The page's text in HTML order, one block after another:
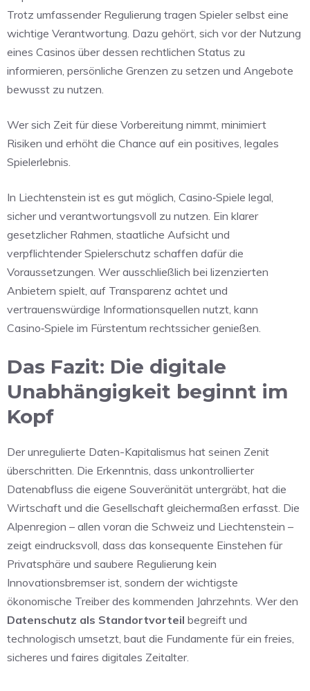
Trotz umfassender Regulierung tragen Spieler selbst eine
wichtige Verantwortung. Dazu gehört, sich vor der Nutzung
eines Casinos über dessen rechtlichen Status zu
informieren, persönliche Grenzen zu setzen und Angebote
bewusst zu nutzen.
Wer sich Zeit für diese Vorbereitung nimmt, minimiert
Risiken und erhöht die Chance auf ein positives, legales
Spielerlebnis.
In Liechtenstein ist es gut möglich, Casino‑Spiele legal,
sicher und verantwortungsvoll zu nutzen. Ein klarer
gesetzlicher Rahmen, staatliche Aufsicht und
verpflichtender Spielerschutz schaffen dafür die
Voraussetzungen. Wer ausschließlich bei lizenzierten
Anbietern spielt, auf Transparenz achtet und
vertrauenswürdige Informationsquellen nutzt, kann
Casino‑Spiele im Fürstentum rechtssicher genießen.
Das Fazit: Die digitale
Unabhängigkeit beginnt im
Kopf
Der unregulierte Daten-Kapitalismus hat seinen Zenit
überschritten. Die Erkenntnis, dass unkontrollierter
Datenabfluss die eigene Souveränität untergräbt, hat die
Wirtschaft und die Gesellschaft gleichermaßen erfasst. Die
Alpenregion – allen voran die Schweiz und Liechtenstein –
zeigt eindrucksvoll, dass das konsequente Einstehen für
Privatsphäre und saubere Regulierung kein
Innovationsbremser ist, sondern der wichtigste
ökonomische Treiber des kommenden Jahrzehnts. Wer den
Datenschutz als Standortvorteil begreift und
technologisch umsetzt, baut die Fundamente für ein freies,
sicheres und faires digitales Zeitalter.